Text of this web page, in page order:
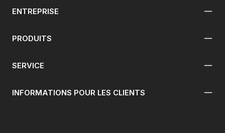
ENTREPRISE
PRODUITS
SERVICE
INFORMATIONS POUR LES CLIENTS